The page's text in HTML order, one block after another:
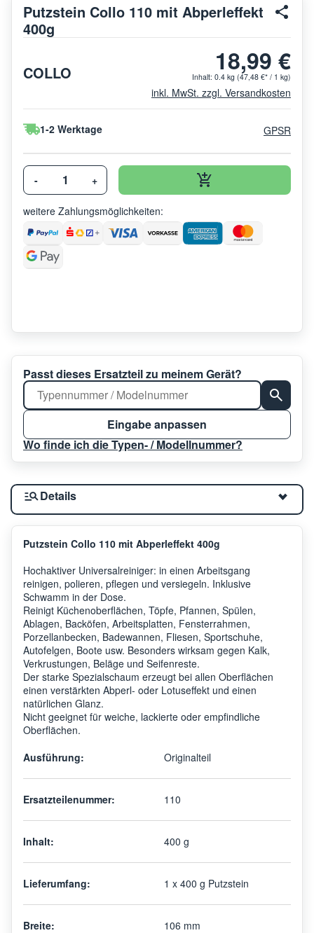
Putzstein Collo 110 mit Abperleffekt
400g
COLLO 18,99 €
Inhalt: 0.4 kg (47,48 €* / 1 kg)
inkl. MwSt. zzgl. Versandkosten
1-2 Werktage GPSR
- +
weitere Zahlungsmöglichkeiten:
Passt dieses Ersatzteil zu meinem Gerät?
Eingabe anpassen
Wo finde ich die Typen- / Modellnummer?
Details
Putzstein Collo 110 mit Abperleffekt 400g
Hochaktiver Universalreiniger: in einen Arbeitsgang
reinigen, polieren, pflegen und versiegeln. Inklusive
Schwamm in der Dose.
Reinigt Küchenoberflächen, Töpfe, Pfannen, Spülen,
Ablagen, Backöfen, Arbeitsplatten, Fensterrahmen,
Porzellanbecken, Badewannen, Fliesen, Sportschuhe,
Autofelgen, Boote usw. Besonders wirksam gegen Kalk,
Verkrustungen, Beläge und Seifenreste.
Der starke Spezialschaum erzeugt bei allen Oberflächen
einen verstärkten Abperl- oder Lotuseffekt und einen
natürlichen Glanz.
Nicht geeignet für weiche, lackierte oder empfindliche
Oberflächen.
Ausführung:
Originalteil
Ersatzteilenummer: 110
Inhalt: 400 g
Lieferumfang: 1 x 400 g Putzstein
Breite: 106 mm